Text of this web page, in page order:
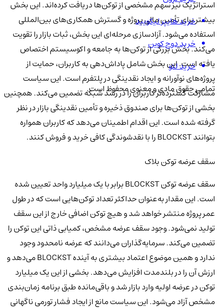
استراتژیک نیز سهم مشخصی از توکن‌ها دریافت کرده‌اند. این بخش
بیشتر برای تأمین مالی پروژه و گسترش همکاری‌های بین‌المللی
استفاده می‌شود. آزادسازی مرحله‌ای این بخش، ثبات بازار را تقویت
می‌کند. بخش بزرگی از توکن‌ها به جامعه و اکوسیستم اختصاص
یافته است. این بخش شامل پاداش‌دهی به کاربران، حمایت از
پروژه‌های نوآورانه و ایجاد نقدینگی در پلتفرم است. این سیاست
مشارکت گسترده‌تر کاربران را در رشد شبکه تضمین می‌کند. همچنین
بخشی از توکن‌ها برای صندوق ذخیره و تأمین نقدینگی بازار در نظر
گرفته شده است. این اقدام اطمینان می‌دهد که کاربران همواره
بتوانند BLOCKST را با نقدشوندگی کافی خرید و فروش کنند.
سقف عرضه توکن بلاک‌
سقف عرضه توکن BLOCKST برابر با یک میلیارد واحد تعیین شده
است. این مقدار به‌عنوان حداکثر تعداد توکن‌هایی است که در طول
عمر پروژه منتشر خواهد شد و هیچ توکن اضافی خارج از این سقف
تولید نمی‌شود. وجود سقف عرضه مشخص، کمیابی ذاتی این توکن را
تضمین می‌کند. سرمایه‌گذاران می‌دانند که عرضه نامحدود وجود
ندارد و همین موضوع اعتماد بیشتری به آینده BLOCKST می‌دهد و
ارزش آن را در بلندمدت افزایش می‌دهد. بخشی از این یک میلیارد
توکن در عرضه اولیه وارد بازار شد و باقی‌مانده طبق برنامه زمان‌بندی
مشخص آزاد می‌شود. این سیاست مانع از ایجاد فشار تورمی ناگهانی
خرید هایپر لیکویید
خرید دوج کوین
خرید لئو
تمامی حقوق مادی و معنوی محفوظ است.